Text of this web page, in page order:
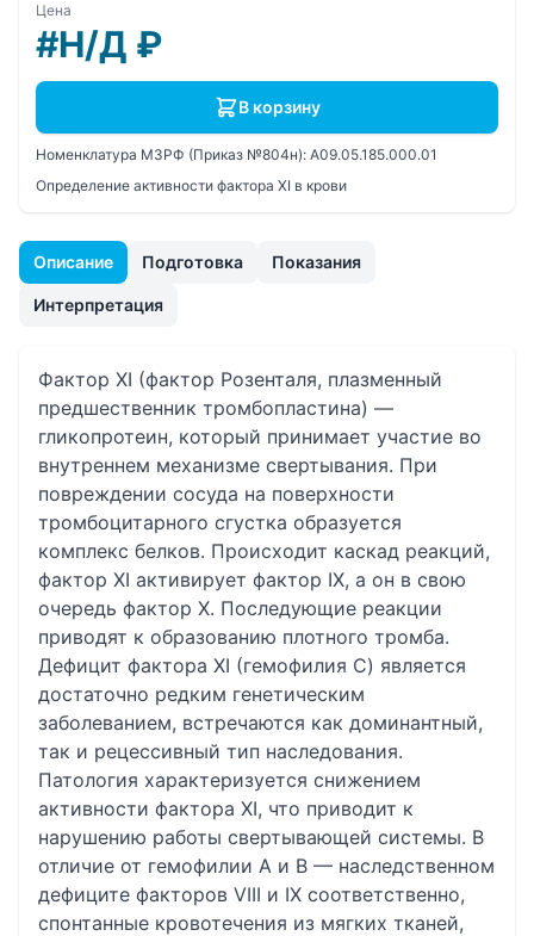
Описание Подготовка Показания
Интерпретация
Фактор XI (фактор Розенталя, плазменный
предшественник тромбопластина) —
гликопротеин, который принимает участие во
внутреннем механизме свертывания. При
повреждении сосуда на поверхности
тромбоцитарного сгустка образуется
комплекс белков. Происходит каскад реакций,
фактор XI активирует фактор IX, а он в свою
очередь фактор X. Последующие реакции
приводят к образованию плотного тромба.
Дефицит фактора XI (гемофилия С) является
достаточно редким генетическим
заболеванием, встречаются как доминантный,
так и рецессивный тип наследования.
Патология характеризуется снижением
активности фактора XI, что приводит к
нарушению работы свертывающей системы. В
отличие от гемофилии А и В — наследственном
дефиците факторов VIII и IX соответственно,
спонтанные кровотечения из мягких тканей,
Цена
#Н/Д ₽
В корзину
Номенклатура МЗРФ (Приказ №804н): A09.05.185.000.01
Определение активности фактора XI в крови